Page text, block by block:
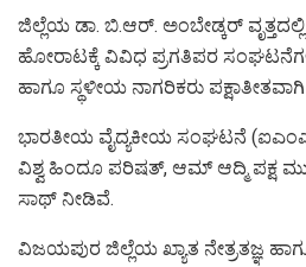
ಜಿಲ್ಲೆಯ ಡಾ. ಬಿ.ಆರ್. ಅಂಬೇಡ್ಕರ್
ಹೋರಾಟಕ್ಕೆ ವಿವಿಧ ಪ್ರಗತಿಪರ
ಹಾಗೂ ಸ್ಥಳೀಯ ನಾಗರಿಕರು
ಭಾರತೀಯ ವೈದ್ಯಕೀಯ ಸಂಘಟನೆ
ವಿಶ್ವ ಹಿಂದೂ ಪರಿಷತ್, ಆಮ್ ಆದ್ಮಿ ಪಕ್ಷ
ಸಾಥ್ ನೀಡಿವೆ.
ವಿಜಯಪುರ ಜಿಲ್ಲೆಯ ಖ್ಯಾತ ನೇತ್ರತಜ್ಞ